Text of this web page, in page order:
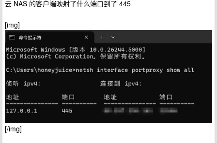
云 NAS 的客户端映射了什么端口到了 445
[img]
[/img]